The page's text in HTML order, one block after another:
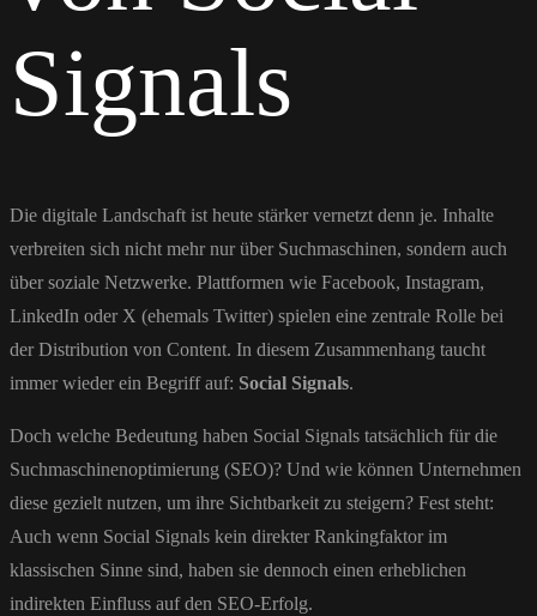
Signals
Die digitale Landschaft ist heute stärker vernetzt denn je. Inhalte
verbreiten sich nicht mehr nur über Suchmaschinen, sondern auch
über soziale Netzwerke. Plattformen wie Facebook, Instagram,
LinkedIn oder X (ehemals Twitter) spielen eine zentrale Rolle bei
der Distribution von Content. In diesem Zusammenhang taucht
immer wieder ein Begriff auf: Social Signals.
Doch welche Bedeutung haben Social Signals tatsächlich für die
Suchmaschinenoptimierung (SEO)? Und wie können Unternehmen
diese gezielt nutzen, um ihre Sichtbarkeit zu steigern? Fest steht:
Auch wenn Social Signals kein direkter Rankingfaktor im
klassischen Sinne sind, haben sie dennoch einen erheblichen
indirekten Einfluss auf den SEO-Erfolg.